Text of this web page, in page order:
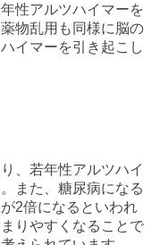
性アルツハイマーを
物乱用も同様に脳の
イマーを引き起こし
、若年性アルツハイ
また、糖尿病になる
2倍になるといわれ
りやすくなることで